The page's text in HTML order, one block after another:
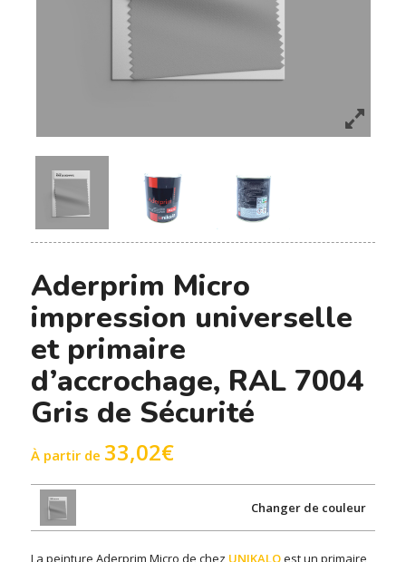
Aderprim Micro
impression universelle
et primaire
d’accrochage, RAL 7004
Gris de Sécurité
À partir de 33,02€
Changer de couleur
La peinture Aderprim Micro de chez UNIKALOest un primaire